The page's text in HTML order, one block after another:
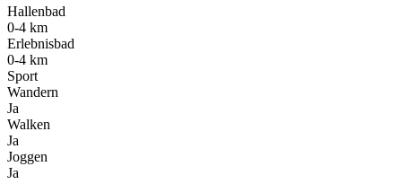
Hallenbad
0-4 km
Erlebnisbad
0-4 km
Sport
Wandern
Ja
Walken
Ja
Joggen
Ja